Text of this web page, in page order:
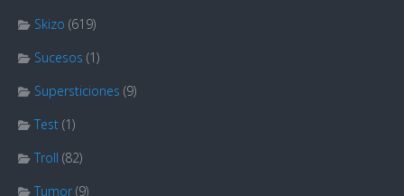
Skizo (619)
Sucesos (1)
Supersticiones (9)
Test (1)
Troll (82)
Tumor (9)